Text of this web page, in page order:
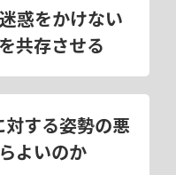
惑をかけない
共存させる
する姿勢の悪
よいのか